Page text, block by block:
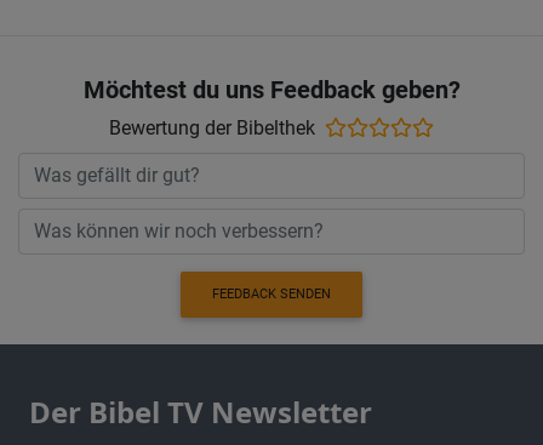
Möchtest du uns Feedback geben?
Bewertung der Bibelthek
FEEDBACK SENDEN
Der Bibel TV Newsletter